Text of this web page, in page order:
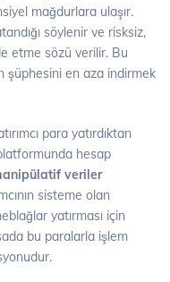
mağdurlara ulaşır.
söylenir ve risksiz,
etme sözü verilir. Bu
şüphesini en aza indirmek
para yatırdıktan
hesap
veriler
sisteme olan
yatırması için
bu paralarla işlem